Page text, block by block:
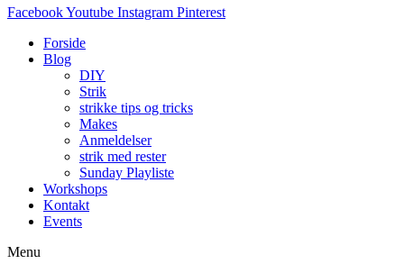
FacebookYoutube Instagram Pinterest
Forside
Blog
DIY
Strik
strikke tips og tricks
Makes
Anmeldelser
strik med rester
Sunday Playliste
Workshops
Kontakt
Events
Menu